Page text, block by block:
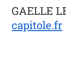
GAELLE
capitole.fr